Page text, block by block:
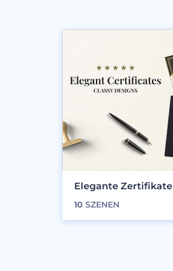
Elegante Zertifikate
10 SZENEN